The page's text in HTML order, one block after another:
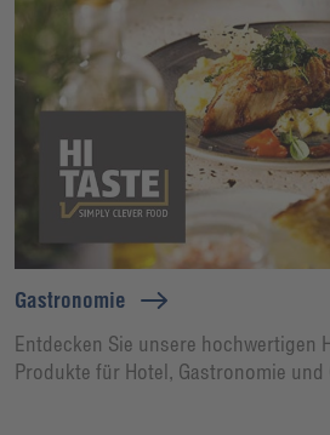
Gastronomie
Entdecken Sie unsere hochwertigen
Produkte für Hotel, Gastronomie und